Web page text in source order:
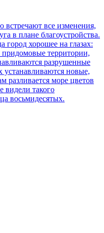
встречают все изменения,
в плане благоустройства.
город хорошее на глазах:
территории,
разрушенные
новые,
море цветов
видели такого
восьмидесятых.